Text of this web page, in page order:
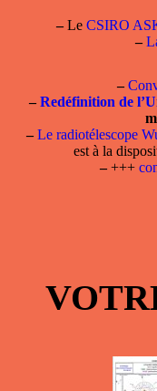
–Le CSIRO
–
–
– Redéfinition de
– Le radiotélescope
est à la
–+++